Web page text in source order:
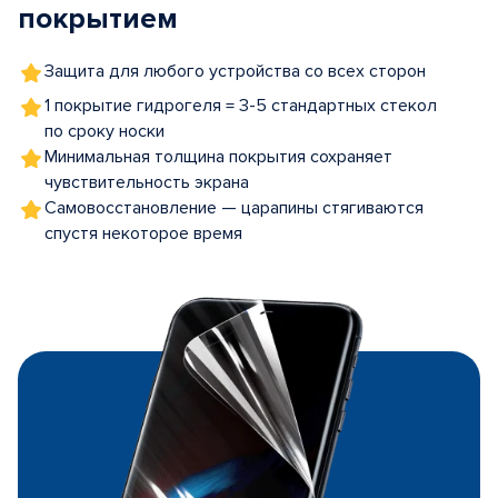
покрытием
Защита для любого устройства со всех сторон
1 покрытие гидрогеля = 3-5 стандартных стекол
по сроку носки
Минимальная толщина покрытия сохраняет
чувствительность экрана
Самовосстановление — царапины стягиваются
спустя некоторое время